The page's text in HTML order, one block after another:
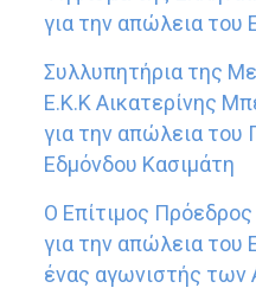
για την απώλεια του
Συλλυπητήρια της
Ε.Κ.Κ Αικατερίνης
για την απώλεια
Εδμόνδου Κασιμάτη
Ο Επίτιμος
για την απώλεια του
ένας αγωνιστής των